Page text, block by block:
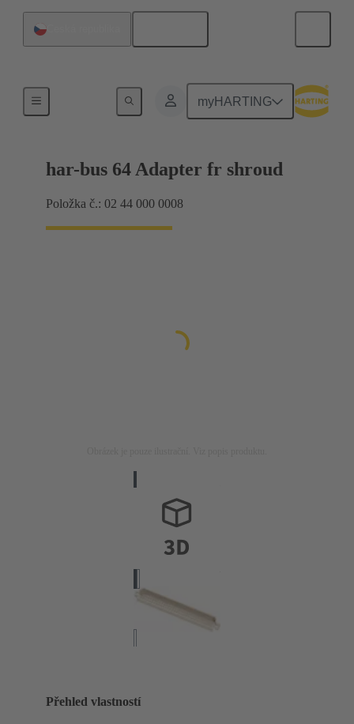
myHARTING
Připojení základní desky k dceřiné kartě
har-bus 64 Adapter fr shroud
Položka č.: 02 44 000 0008
Přehled vlastností